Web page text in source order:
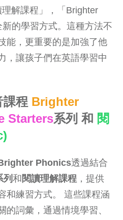
解課程」，「Brighter
的學習方式。這種方法不
能，更重要的是加強了他
，讓孩子們在英語學習中
課程 Brighter
Starters系列 和 閱
Phonics透過結合
列 和閱讀理解課程 ，提供
和練習方式。 這些課程涵
的詞彙，通過情境學習、